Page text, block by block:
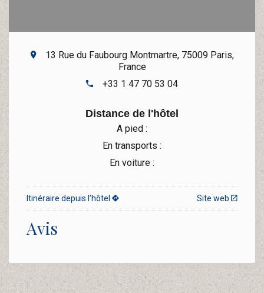
13 Rue du Faubourg Montmartre, 75009 Paris,
France
+33 1 47 70 53 04
Distance de l'hôtel
A pied :
En transports :
En voiture :
Site web
Itinéraire depuis l’hôtel
Avis